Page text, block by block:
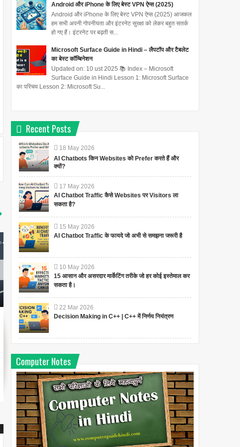
Manual और Computerized
Accounting के बीच अंतर क्या
है?
Manual और Computerized
Accounting के बीच अंतर क्या है? 🔍
परिचय: बदलते समय में अकाउंटिंग कैसे
बद...
Producer Surplus क्या है?
अर्थशास्त्र में उत्पादक अधिशेष को
Economics In Hindi]अर्थशा...
Android और iPhone के लिए बेस्ट VPN ऐप्स (2025)
Android और iPhone के लिए बेस्ट VPN ऐप्स (2025) आजकल
हम सभी अपनी गोपनीयता और इंटरनेट सुरक्षा को लेकर बहुत सतर्क
हो गए हैं। इंटरनेट पर बढ़ती स...
Microsoft Surface Guide in Hindi – लैपटॉप और टैबलेट
का बेस्ट कॉम्बिनेशन
Updated on: 10 ust 2025 📚 Index – Microsoft
Surface Guide in Hindi Lesson 1: Microsoft Surface
का परिचय Lesson 2: Microsoft Su...
Recent Posts
18 May 2026
AI Chatbots किन Websites को Prefer करते हैं और
क्यों?
17 May 2026
AI Chatbot Traffic कैसे Websites पर Visitors ला
सकता है?
15 May 2026
AI Chatbot Traffic के फायदे जो अभी से समझना जरूरी है
10 May 2026
15 आसान और असरदार मार्केटिंग तरीके जो हर कोई इस्तेमाल कर
सकता है।
22 Mar 2026
Decision Making in C++ | C++ में निर्णय नियंत्रण
Computer Notes